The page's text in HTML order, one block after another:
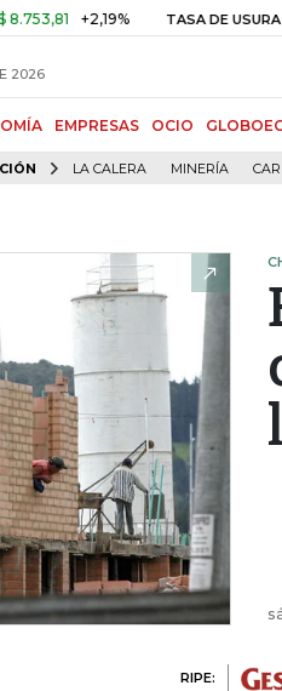
+2,19% TASA DE USURA
2026
EMPRESAS OCIO
LA CALERA MINERÍA
RIPE: